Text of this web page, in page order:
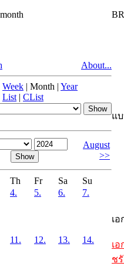
About...
Week | Month | Year
List | CList
August
>>
Th Fr Sa
Su
4. 5. 6. 7.
11. 12. 13. 14.
แ
เ
เ
ช